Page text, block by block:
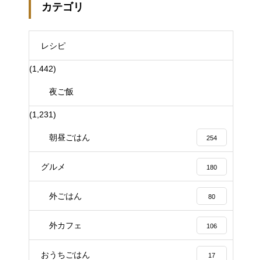
カテゴリ
レシピ
(1,442)
夜ご飯
(1,231)
朝昼ごはん 254
グルメ 180
外ごはん 80
外カフェ 106
おうちごはん 17